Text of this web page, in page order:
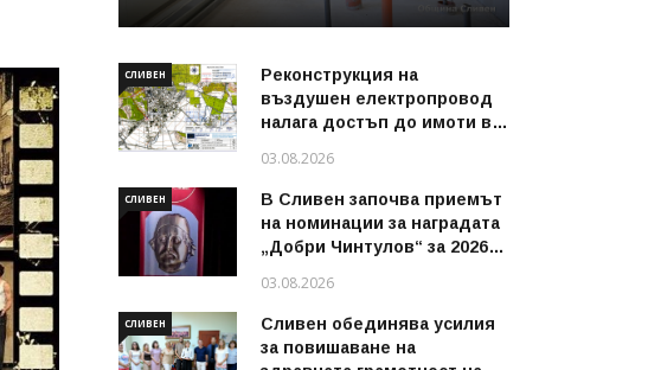
СЛИВЕН
Реконструкция на
въздушен електропровод
налага достъп до имоти в
03.08.2026
СЛИВЕН
В Сливен започва приемът
на номинации за наградата
„Добри Чинтулов“ за 2026
03.08.2026
СЛИВЕН
Сливен обединява усилия
за повишаване на